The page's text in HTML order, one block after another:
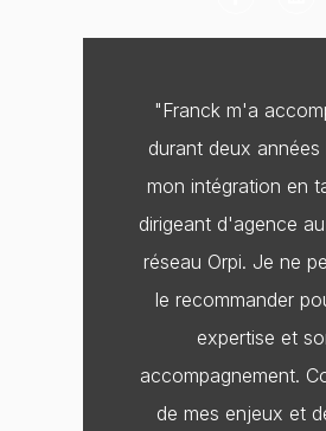
e
o
k
f
k
n
"Franck m'a
durant deux années
mon intégration en
dirigeant d'agence
réseau Orpi. Je ne
le recommander
expertise et
accompagnement.
de mes enjeux et